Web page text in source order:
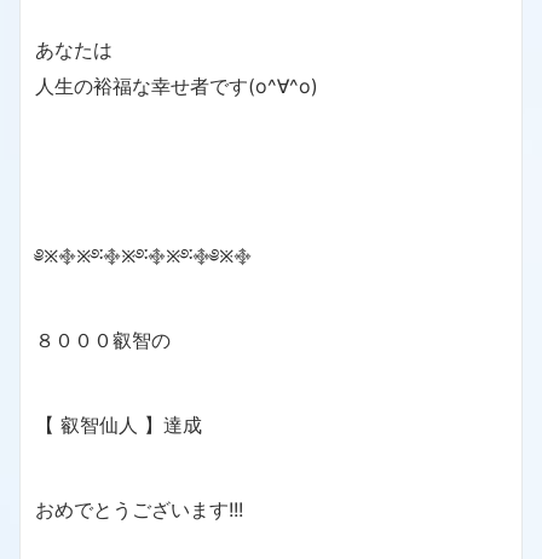
あなたは
人生の裕福な幸せ者です(o^∀^o)
༅྿࿇྿࿔࿒࿇྿࿔࿒࿇྿࿔࿒࿇༅྿࿇
８０００叡智の
【 叡智仙人 】達成
おめでとうございます!!!